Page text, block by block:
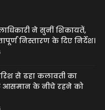
ने सुनीं शिकायतें,
निस्तारण के दिए निर्देश।
से ढहा कलावती का
के नीचे रहने को